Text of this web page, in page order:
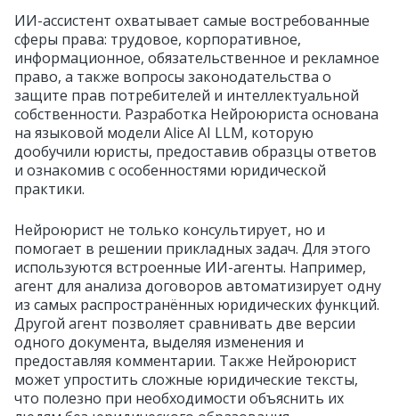
ИИ-ассистент охватывает самые востребованные
сферы права: трудовое, корпоративное,
информационное, обязательственное и рекламное
право, а также вопросы законодательства о
защите прав потребителей и интеллектуальной
собственности. Разработка Нейроюриста основана
на языковой модели Alice AI LLM, которую
дообучили юристы, предоставив образцы ответов
и ознакомив с особенностями юридической
практики.
Нейроюрист не только консультирует, но и
помогает в решении прикладных задач. Для этого
используются встроенные ИИ-агенты. Например,
агент для анализа договоров автоматизирует одну
из самых распространённых юридических функций.
Другой агент позволяет сравнивать две версии
одного документа, выделяя изменения и
предоставляя комментарии. Также Нейроюрист
может упростить сложные юридические тексты,
что полезно при необходимости объяснить их